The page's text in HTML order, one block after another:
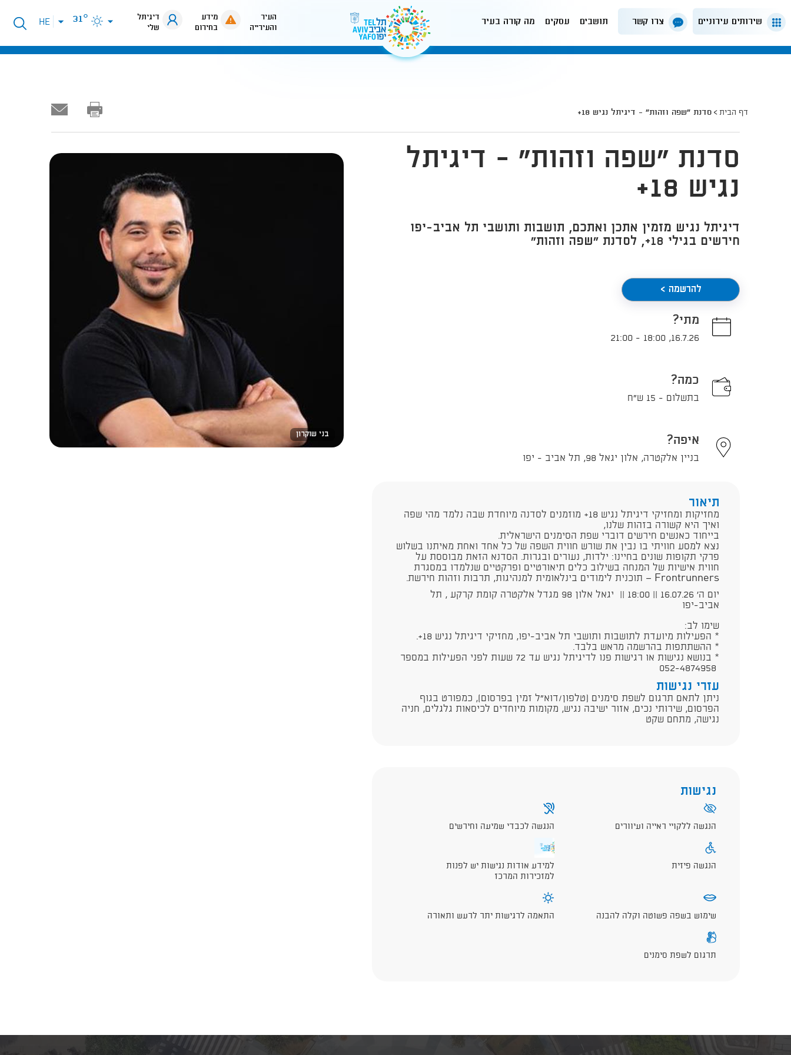
שירותים עירוניים צרו קשר תושבים עסקים מה קורה בעיר
העיר
והעירייה
מידע
בחירום
דיגיתל
שלי
31°
פתיחת
תפריט
HE
דף הבית סדנת "שפה וזהות" - דיגיתל נגיש 18+
בני שוקרון
סדנת "שפה וזהות" - דיגיתל
נגיש 18+
דיגיתל נגיש מזמין אתכן ואתכם, תושבות ותושבי תל אביב-יפו
חירשים בגילי 18+, לסדנת "שפה וזהות"
להרשמה >
מתי?
16.7.26
,
18:00
-
21:00
כמה?
בתשלום - 15 ‏‏ש"ח
איפה?
בניין אלקטרה, אלון יגאל 98, תל אביב - יפו
תיאור
מחזיקות ומחזיקי דיגיתל נגיש 18+ מוזמנים לסדנה מיוחדת שבה נלמד מהי שפה
ואיך היא קשורה בזהות שלנו,
בייחוד כאנשים חירשים דוברי שפת הסימנים הישראלית.
נצא למסע חוויתי בו נבין את שורש חווית השפה של כל אחד ואחת מאיתנו בשלוש
פרקי תקופות שונים בחיינו: ילדות, נעורים ובגרות. הסדנא הזאת מבוססת על
חווית אישיות של המנחה בשילוב כלים תיאורטיים ופרקטיים שנלמדו במסגרת
Frontrunners — תוכנית לימודים בינלאומית למנהיגות, תרבות וזהות חירשת.
יום ה' 16.07.26 || 18:00 || יגאל אלון 98 מגדל אלקטרה קומת קרקע , תל
אביב-יפו
שימו לב:
* הפעילות מיועדת לתושבות ותושבי תל אביב-יפו, מחזיקי דיגיתל נגיש 18+.
* ההשתתפות בהרשמה מראש בלבד.
* בנושא נגישות או רגישות פנו לדיגיתל נגיש עד 72 שעות לפני הפעילות במספר
עזרי נגישות
ניתן לתאם תרגום לשפת סימנים (טלפון/דוא"ל זמין בפרסום), כמפורט בגוף
הפרסום, שירותי נכים, אזור ישיבה נגיש, מקומות מיוחדים לכיסאות גלגלים, חניה
נגישה, מתחם שקט
נגישות
הנגשה ללקויי ראייה ועיוורים הנגשה לכבדי שמיעה וחירשים
הנגשה פיזית
למידע אודות נגישות יש לפנות
למזכירות המרכז
שימוש בשפה פשוטה וקלה להבנה התאמה לרגישות יתר לרעש ותאורה
תרגום לשפת סימנים